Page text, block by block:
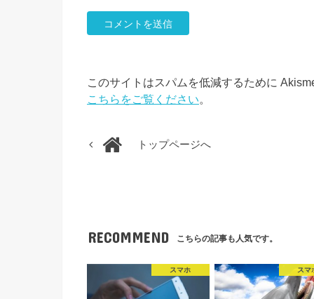
このサイトはスパムを低減するために
こちらをご覧ください。
トップページへ
RECOMMEND こちらの記事も人気です。
スマホ スマ